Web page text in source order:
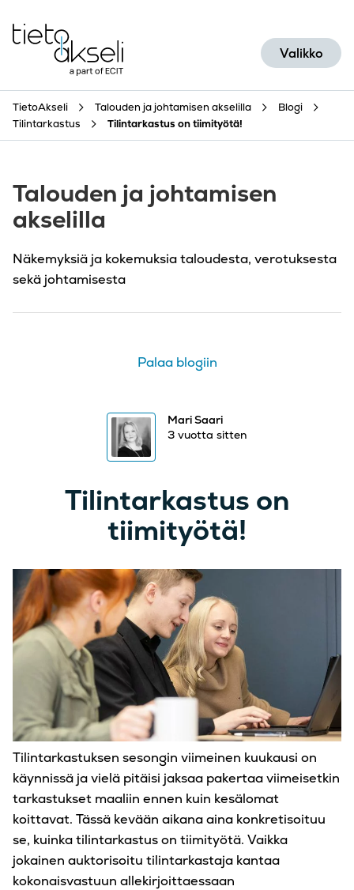
Valikko
TietoAkseli Talouden ja johtamisen akselilla
Blogi
Tilintarkastus
Tilintarkastus on tiimityötä!
Talouden ja johtamisen
akselilla
Näkemyksiä ja kokemuksia taloudesta, verotuksesta
sekä johtamisesta
Palaa blogiin
Mari Saari
3 vuotta sitten
Tilintarkastus on
tiimityötä!
Tilintarkastuksen sesongin viimeinen kuukausi on
käynnissä ja vielä pitäisi jaksaa pakertaa viimeisetkin
tarkastukset maaliin ennen kuin kesälomat
koittavat. Tässä kevään aikana aina konkretisoituu
se, kuinka tilintarkastus on tiimityötä. Vaikka
jokainen auktorisoitu tilintarkastaja kantaa
kokonaisvastuun allekirjoittaessaan